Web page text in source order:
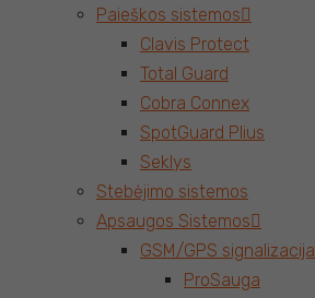
Paieškos sistemos
Clavis Protect
Total Guard
Cobra Connex
SpotGuard Plius
Seklys
Stebėjimo sistemos
Apsaugos Sistemos
GSM/GPS signalizacija
ProSauga